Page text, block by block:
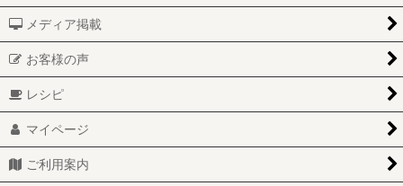
メディア掲載
お客様の声
レシピ
マイページ
ご利用案内